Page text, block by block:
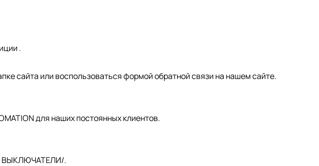
.
сайта или воспользоваться формой обратной связи на нашем сайте.
для наших постоянных клиентов.
ВЫКЛЮЧАТЕЛИ/.